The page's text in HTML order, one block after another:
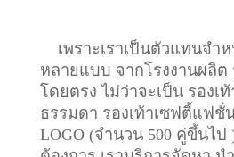
เพราะเราเป็นตัวแทนจำห
หลายแบบ จากโรงงานผลิต
โดยตรง ไม่ว่าจะเป็น รองเ
ธรรมดา รองเท้าเซฟตี้แฟชั่
LOGO (จำนวน 500 คู่ขึ้นไ